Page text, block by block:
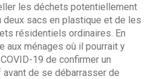
les déchets potentiellement
deux sacs en plastique et de les
résidentiels ordinaires. En
aux ménages où il pourrait y
19 de confirmer un
de se débarrasser de